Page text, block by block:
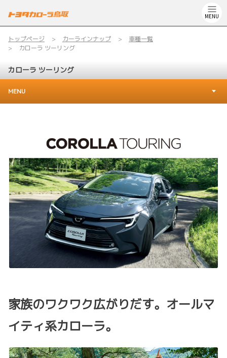
MENU
トップページ カーラインナップ
車種一覧
カローラ ツーリング
カローラ ツーリング
MENU
家族のワクワク広がりだす。オールマ
イティ系カローラ。